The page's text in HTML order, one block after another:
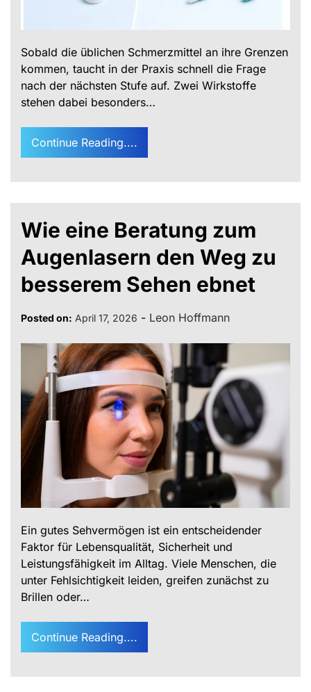
Sobald die üblichen Schmerzmittel an ihre Grenzen
kommen, taucht in der Praxis schnell die Frage
nach der nächsten Stufe auf. Zwei Wirkstoffe
stehen dabei besonders…
Continue Reading....
Wie eine Beratung zum
Augenlasern den Weg zu
besserem Sehen ebnet
Posted on: April 17, 2026 - Leon Hoffmann
Ein gutes Sehvermögen ist ein entscheidender
Faktor für Lebensqualität, Sicherheit und
Leistungsfähigkeit im Alltag. Viele Menschen, die
unter Fehlsichtigkeit leiden, greifen zunächst zu
Brillen oder…
Continue Reading....